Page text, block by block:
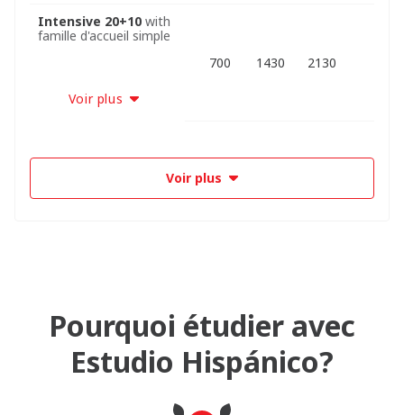
Intensive 20+10with
famille d'accueil simple
Voir plus
700 1430 2130
Voir plus
Pourquoi étudier avec
Estudio Hispánico?